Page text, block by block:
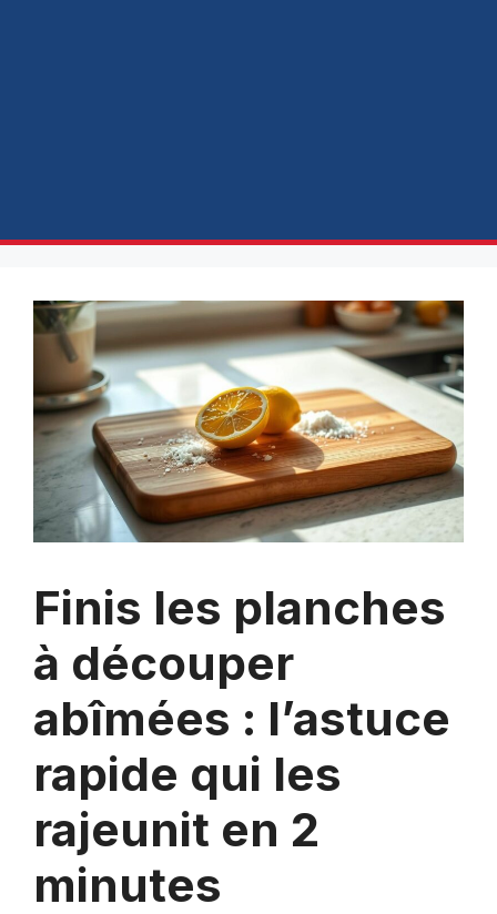
Finis les planches
à découper
abîmées : l’astuce
rapide qui les
rajeunit en 2
minutes